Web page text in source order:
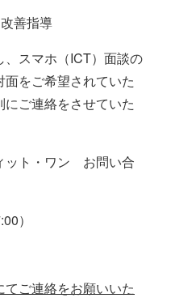
善指導
スマホ（ICT）面談の
をご希望されていた
ご連絡をさせていた
ット・ワン お問い合
）
ご連絡をお願いいた